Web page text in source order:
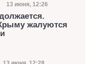
Дата публикации
13 июня, 12:26
жалуются